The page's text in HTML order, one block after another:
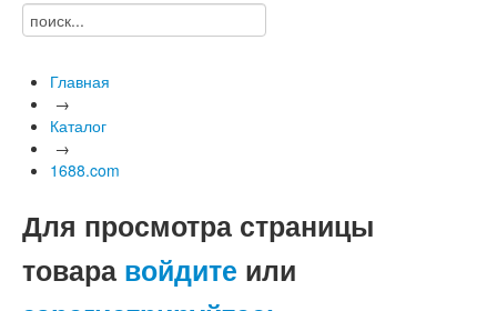
Главная
→
Каталог
→
1688.com
Для просмотра страницы
товара войдите или